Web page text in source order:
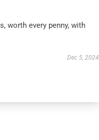
worth every penny, with
Dec 5, 2024